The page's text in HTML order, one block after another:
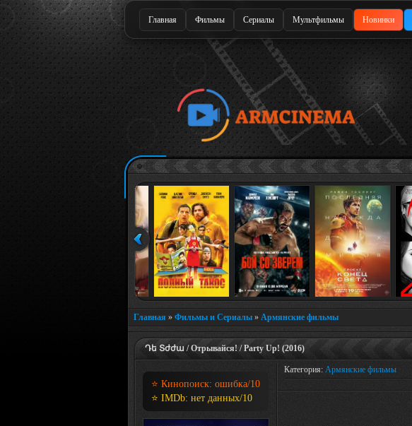
Главная Фильмы Сериалы Мультфильмы Новинки
Главная » Фильмы и Сериалы » Армянские фильмы
Դե Տժժա / Отрывайся! / Party Up! (2016)
⭐ Кинопоиск: ошибка/10
⭐ IMDb: нет данных/10
Категория: Армянские фильмы